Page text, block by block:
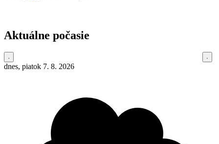
Aktuálne počasie
dnes, piatok 7. 8. 2026